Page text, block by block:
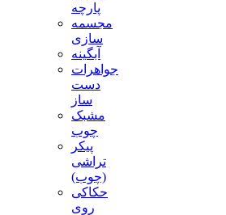
پارچه
مجسمه
سازی
آبگینه
جواهرات
دست
ساز
مشبک
چوب
پیکر
تراشی
(چوب)
حکاکی
روی